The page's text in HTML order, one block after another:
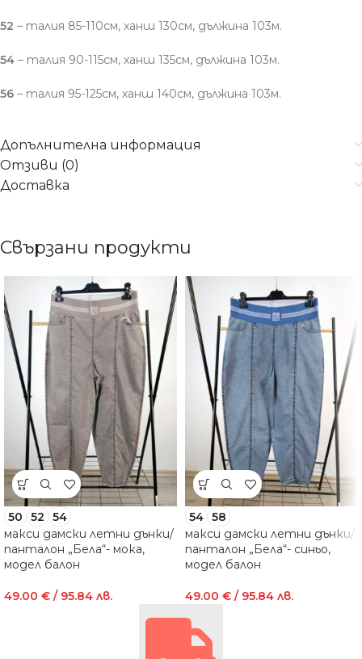
52 – талия 85-110см, ханш 130см, дължина 103м.
54 – талия 90-115см, ханш 135см, дължина 103м.
56 – талия 95-125см, ханш 140см, дължина 103м.
Допълнителна информация
Отзиви (0)
Доставка
Свързани продукти
50 52
54
макси дамски летни дънки/
панталон „Бела“- мока,
модел балон
49.00 € / 95.84 лв.
54 58
макси дамски летни дънки/
панталон „Бела“- синьо,
модел балон
49.00 € / 95.84 лв.